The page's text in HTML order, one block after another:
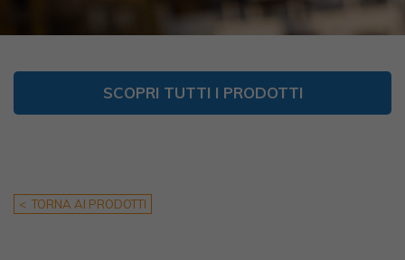
SCOPRI TUTTI I PRODOTTI
< TORNA AI PRODOTTI